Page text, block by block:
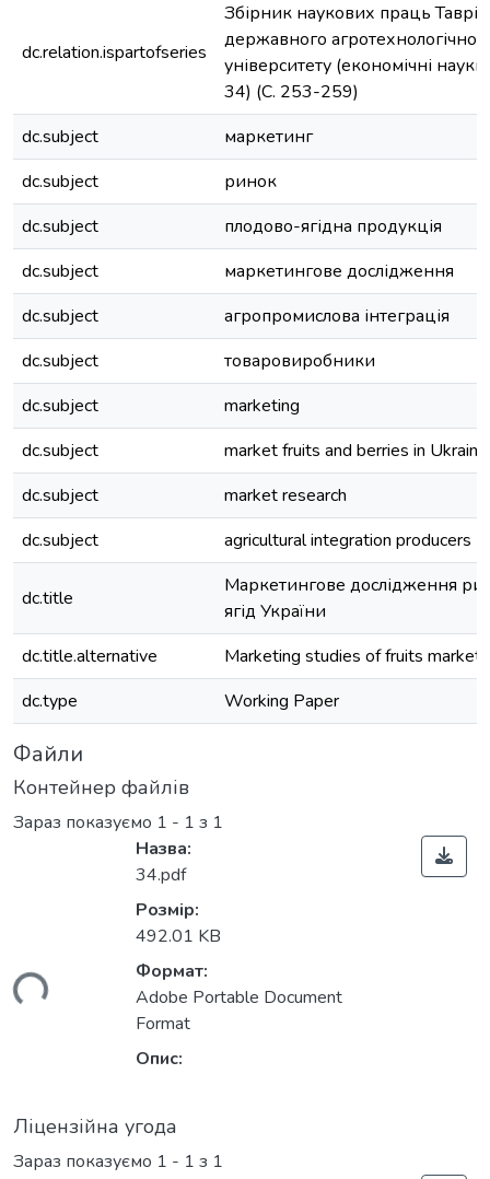
dc.relation.ispartofseries
Збірник наукових праць
державного
університету (економічні
34) (С. 253-259)
dc.subject
маркетинг
dc.subject
ринок
dc.subject
плодово-ягідна продукція
dc.subject
маркетингове дослідження
dc.subject
агропромислова інтеграція
dc.subject
товаровиробники
dc.subject
marketing
dc.subject
market fruits and berries in
dc.subject
market research
dc.subject
agricultural integration producers
dc.title
Маркетингове дослідження
ягід України
dc.title.alternative
Marketing studies of fruits market
dc.type
Working Paper
Файли
Контейнер файлів
Зараз показуємо 1 - 1 з 1
Назва:
34.pdf
Розмір:
492.01 KB
Формат:
Adobe Portable Document
Format
Опис:
Ліцензійна угода
Зараз показуємо 1 - 1 з 1